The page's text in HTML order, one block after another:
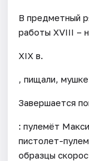
В предметный
работы XVIII –
XIX в.
, пищали,
Завершается
: пулемёт
пистолет-
образцы